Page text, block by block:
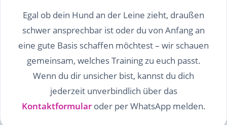
Egal ob dein Hund an der Leine zieht, draußen
schwer ansprechbar ist oder du von Anfang an
eine gute Basis schaffen möchtest – wir schauen
gemeinsam, welches Training zu euch passt.
Wenn du dir unsicher bist, kannst du dich
jederzeit unverbindlich über das
Kontaktformularoder per WhatsApp melden.